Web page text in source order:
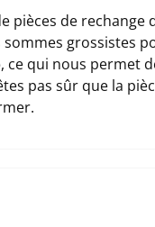
de rechange
grossistes
, ce qui nous permet
pas sûr que la